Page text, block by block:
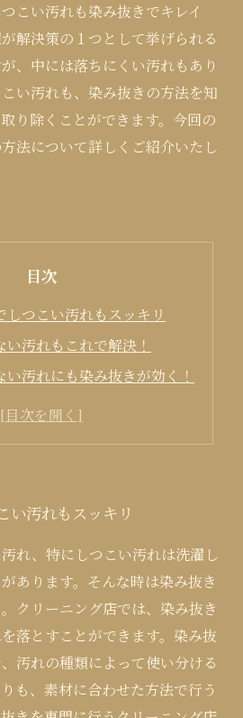
こい汚れも染み抜きでキレイ
解決策の１つとして挙げられる
、中には落ちにくい汚れもあり
い汚れも、染み抜きの方法を知
り除くことができます。今回の
法について詳しくご紹介いたし
目次
しつこい汚れもスッキリ
汚れもこれで解決！
汚れにも染み抜きが効く！
法で衣類の汚れを徹底解消
い汚れもスッキリ
れ、特にしつこい汚れは洗濯し
あります。そんな時は染み抜き
クリーニング店では、染み抜き
落とすことができます。染み抜
汚れの種類によって使い分ける
も、素材に合わせた方法で行う